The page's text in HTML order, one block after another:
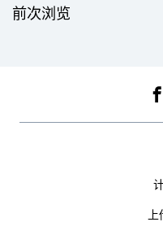
前次浏览